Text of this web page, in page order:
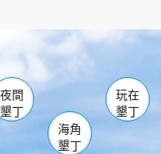
南仁湖
佳樂水
林遊樂區
遊客中心
社頂公園 風吹沙
帆石 龍磐公園
香蕉灣
砂島
鵝鑾鼻
夜間
墾丁
海角
墾丁
玩在
墾丁